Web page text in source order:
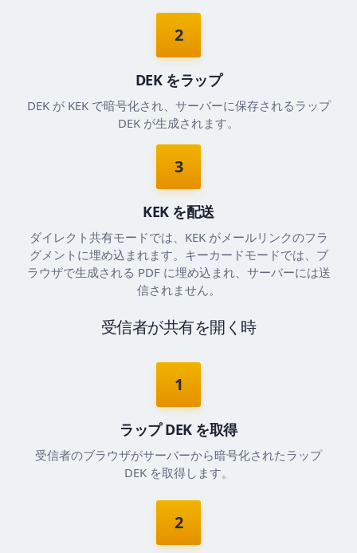
2
DEK をラップ
DEK が KEK で暗号化され、サーバーに保存されるラップ
DEK が生成されます。
3
KEK を配送
ダイレクト共有モードでは、KEK がメールリンクのフラ
グメントに埋め込まれます。キーカードモードでは、ブ
ラウザで生成される PDF に埋め込まれ、サーバーには送
信されません。
受信者が共有を開く時
1
ラップ DEK を取得
受信者のブラウザがサーバーから暗号化されたラップ
DEK を取得します。
2